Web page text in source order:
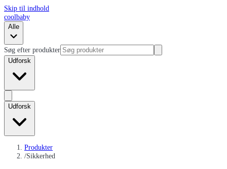
Skip til indhold
coolbaby
Alle
Søg efter produkter
Udforsk
Udforsk
Produkter
/Sikkerhed